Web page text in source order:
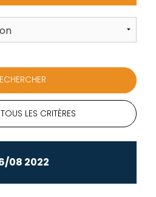
LES CRITÈRES
08 2022